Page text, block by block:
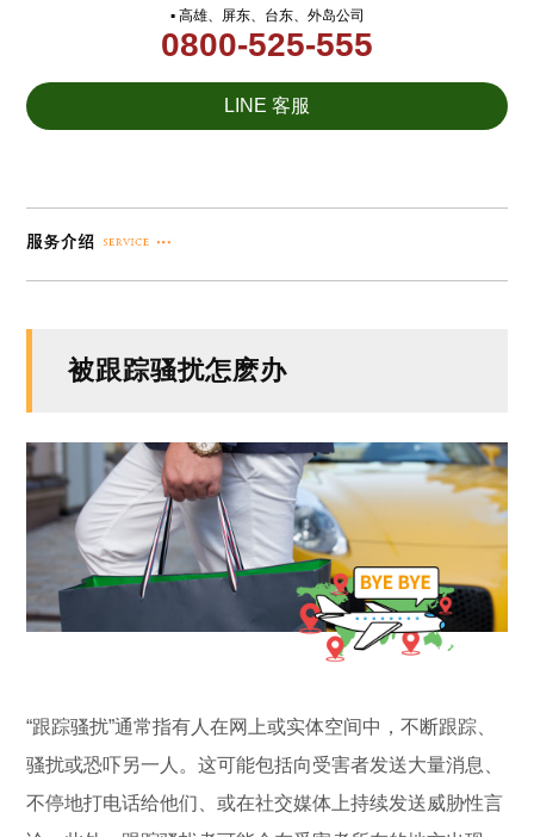
▪ 高雄、屏东、台东、外岛公司
0800-525-555
LINE 客服
被跟踪骚扰怎麽办
“跟踪骚扰”通常指有人在网上或实体空间中，不断跟踪、
骚扰或恐吓另一人。这可能包括向受害者发送大量消息、
不停地打电话给他们、或在社交媒体上持续发送威胁性言